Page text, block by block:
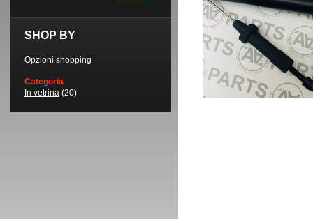
SHOP BY
Opzioni shopping
Categoria
In vetrina (20)